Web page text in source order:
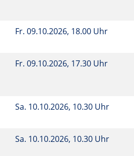
Fr. 09.10.2026, 18.00 Uhr
Fr. 09.10.2026, 17.30 Uhr
Sa. 10.10.2026, 10.30 Uhr
Sa. 10.10.2026, 10.30 Uhr